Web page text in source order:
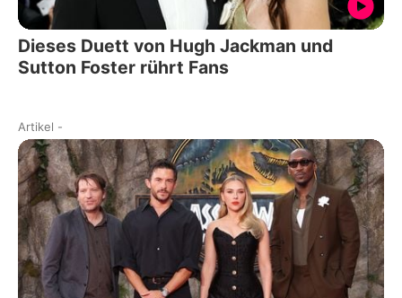
Dieses Duett von Hugh Jackman und
Sutton Foster rührt Fans
Artikel -